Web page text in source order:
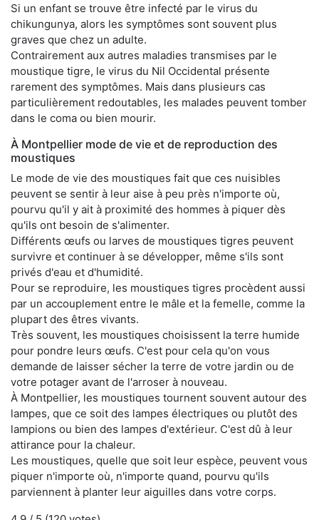
Si un enfant se trouve être infecté par le virus du
chikungunya, alors les symptômes sont souvent plus
graves que chez un adulte.
Contrairement aux autres maladies transmises par le
moustique tigre, le virus du Nil Occidental présente
rarement des symptômes. Mais dans plusieurs cas
particulièrement redoutables, les malades peuvent tomber
dans le coma ou bien mourir.
À Montpellier mode de vie et de reproduction des
moustiques
Le mode de vie des moustiques fait que ces nuisibles
peuvent se sentir à leur aise à peu près n'importe où,
pourvu qu'il y ait à proximité des hommes à piquer dès
qu'ils ont besoin de s'alimenter.
Différents œufs ou larves de moustiques tigres peuvent
survivre et continuer à se développer, même s'ils sont
privés d'eau et d'humidité.
Pour se reproduire, les moustiques tigres procèdent aussi
par un accouplement entre le mâle et la femelle, comme la
plupart des êtres vivants.
Très souvent, les moustiques choisissent la terre humide
pour pondre leurs œufs. C'est pour cela qu'on vous
demande de laisser sécher la terre de votre jardin ou de
votre potager avant de l'arroser à nouveau.
À Montpellier, les moustiques tournent souvent autour des
lampes, que ce soit des lampes électriques ou plutôt des
lampions ou bien des lampes d'extérieur. C'est dû à leur
attirance pour la chaleur.
Les moustiques, quelle que soit leur espèce, peuvent vous
piquer n'importe où, n'importe quand, pourvu qu'ils
parviennent à planter leur aiguilles dans votre corps.